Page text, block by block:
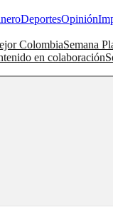
DeportesOpinión
ColombiaSemana
en colaboración